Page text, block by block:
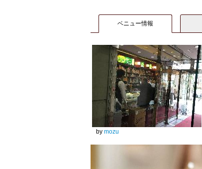
ベニュー情報
by mozu